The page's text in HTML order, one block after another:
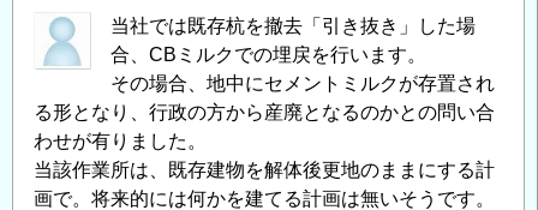
去
に
い
て
の
当社では既存杭を撤去「引き抜き」した場
合、CBミルクでの埋戻を行います。
その場合、地中にセメントミルクが存置され
る形となり、行政の方から産廃となるのかとの問い合
わせが有りました。
当該作業所は、既存建物を解体後更地のままにする計
画で。将来的には何かを建てる計画は無いそうです。